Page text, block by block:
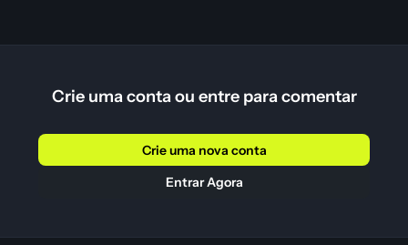
Crie uma conta ou entre para comentar
Crie uma nova conta
Entrar Agora